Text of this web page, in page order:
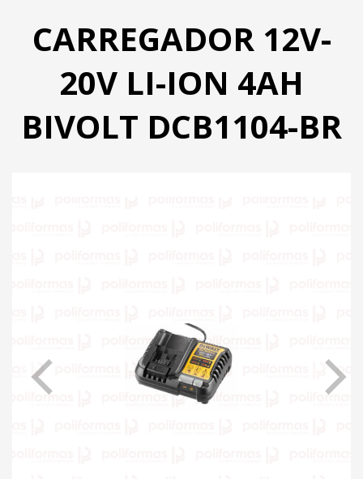
CATÁLOGO
CONTATO
CARREGADOR 12V-
20V LI-ION 4AH
BIVOLT DCB1104-BR